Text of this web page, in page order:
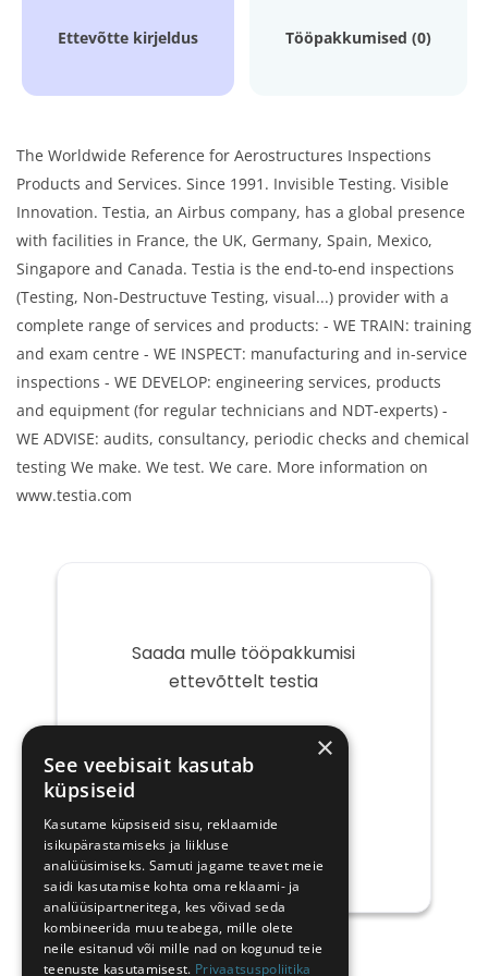
Ettevõtte kirjeldus Tööpakkumised (0)
The Worldwide Reference for Aerostructures Inspections
Products and Services. Since 1991. Invisible Testing. Visible
Innovation. Testia, an Airbus company, has a global presence
with facilities in France, the UK, Germany, Spain, Mexico,
Singapore and Canada. Testia is the end-to-end inspections
(Testing, Non-Destructuve Testing, visual...) provider with a
complete range of services and products: - WE TRAIN: training
and exam centre - WE INSPECT: manufacturing and in-service
inspections - WE DEVELOP: engineering services, products
and equipment (for regular technicians and NDT-experts) -
WE ADVISE: audits, consultancy, periodic checks and chemical
testing We make. We test. We care. More information on
www.testia.com
Saada mulle tööpakkumisi
ettevõttelt testia
post
×
See veebisait kasutab
küpsiseid
Kasutame küpsiseid sisu, reklaamide
isikupärastamiseks ja liikluse
analüüsimiseks. Samuti jagame teavet meie
saidi kasutamise kohta oma reklaami- ja
analüüsipartneritega, kes võivad seda
kombineerida muu teabega, mille olete
neile esitanud või mille nad on kogunud teie
teenuste kasutamisest. Privaatsuspoliitika